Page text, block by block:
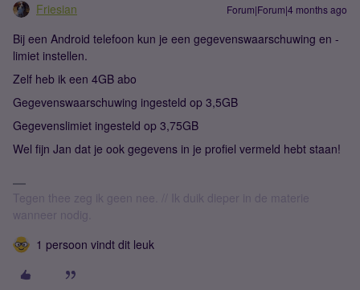
Friesian Forum|Forum|4 months ago
Bij een Android telefoon kun je een gegevenswaarschuwing en -
limiet instellen.
Zelf heb ik een 4GB abo
Gegevenswaarschuwing ingesteld op 3,5GB
Gegevenslimiet ingesteld op 3,75GB
Wel fijn Jan dat je ook gegevens in je profiel vermeld hebt staan!
Tegen thee zeg ik geen nee. // Ik duik dieper in de materie
wanneer nodig.
1 persoon vindt dit leuk